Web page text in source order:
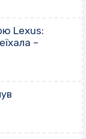
Lexus:
–